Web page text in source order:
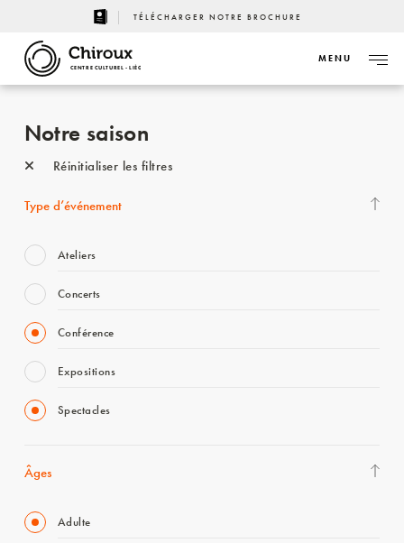
TÉLÉCHARGER NOTRE BROCHURE
CENTRE CULTUREL - LIÈGE
MENU
Notre saison
Réinitialiser les filtres
Type d’événement
Ateliers
Concerts
Conférence
Expositions
Spectacles
Âges
Adulte